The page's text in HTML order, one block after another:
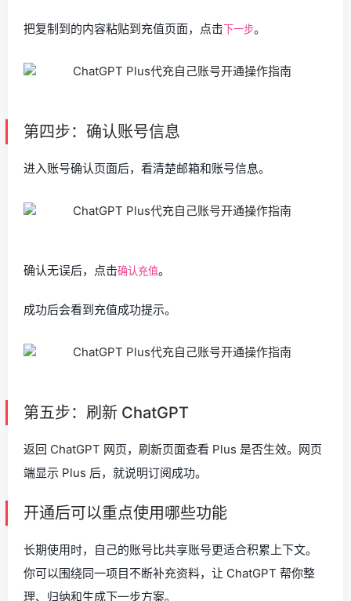
把复制到的内容粘贴到充值页面，点击 下一步。
第四步：确认账号信息
进入账号确认页面后，看清楚邮箱和账号信息。
确认无误后，点击确认充值。
成功后会看到充值成功提示。
第五步：刷新 ChatGPT
返回 ChatGPT 网页，刷新页面查看 Plus 是否生效。网页
端显示 Plus 后，就说明订阅成功。
开通后可以重点使用哪些功能
长期使用时，自己的账号比共享账号更适合积累上下文。
你可以围绕同一项目不断补充资料，让 ChatGPT 帮你整
理、归纳和生成下一步方案。